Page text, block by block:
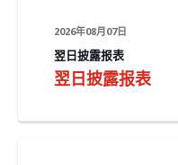
2026年08月07日
翌日披露报表
翌日披露报表